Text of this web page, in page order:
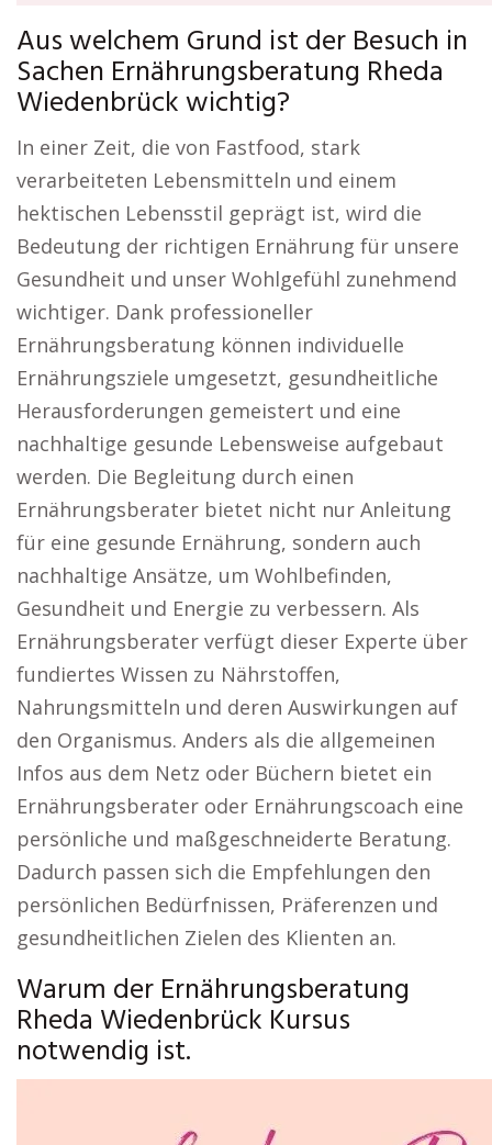
Aus welchem Grund ist der Besuch in
Sachen Ernährungsberatung Rheda
Wiedenbrück wichtig?
In einer Zeit, die von Fastfood, stark
verarbeiteten Lebensmitteln und einem
hektischen Lebensstil geprägt ist, wird die
Bedeutung der richtigen Ernährung für unsere
Gesundheit und unser Wohlgefühl zunehmend
wichtiger. Dank professioneller
Ernährungsberatung können individuelle
Ernährungsziele umgesetzt, gesundheitliche
Herausforderungen gemeistert und eine
nachhaltige gesunde Lebensweise aufgebaut
werden. Die Begleitung durch einen
Ernährungsberater bietet nicht nur Anleitung
für eine gesunde Ernährung, sondern auch
nachhaltige Ansätze, um Wohlbefinden,
Gesundheit und Energie zu verbessern. Als
Ernährungsberater verfügt dieser Experte über
fundiertes Wissen zu Nährstoffen,
Nahrungsmitteln und deren Auswirkungen auf
den Organismus. Anders als die allgemeinen
Infos aus dem Netz oder Büchern bietet ein
Ernährungsberater oder Ernährungscoach eine
persönliche und maßgeschneiderte Beratung.
Dadurch passen sich die Empfehlungen den
persönlichen Bedürfnissen, Präferenzen und
gesundheitlichen Zielen des Klienten an.
Warum der Ernährungsberatung
Rheda Wiedenbrück Kursus
notwendig ist.